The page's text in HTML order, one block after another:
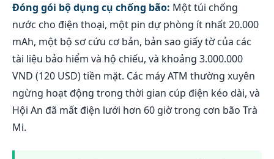
Đóng gói bộ dụng cụ chống bão: Một túi chống
nước cho điện thoại, một pin dự phòng ít nhất 20.000
mAh, một bộ sơ cứu cơ bản, bản sao giấy tờ của các
tài liệu bảo hiểm và hộ chiếu, và khoảng 3.000.000
VND (120 USD) tiền mặt. Các máy ATM thường xuyên
ngừng hoạt động trong thời gian cúp điện kéo dài, và
Hội An đã mất điện lưới hơn 60 giờ trong cơn bão Trà
Mi.